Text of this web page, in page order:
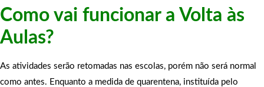
Como vai funcionar a Volta às
Aulas?
As atividades serão retomadas nas escolas, porém não será normal
como antes. Enquanto a medida de quarentena, instituída pelo